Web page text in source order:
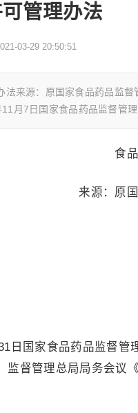
管理办法
03-29 20:50:51
法来源：原国家食品药品监
月7日国家食品药品监督管
食
来源：原
31日国家食品药品监督
监督管理总局局务会议